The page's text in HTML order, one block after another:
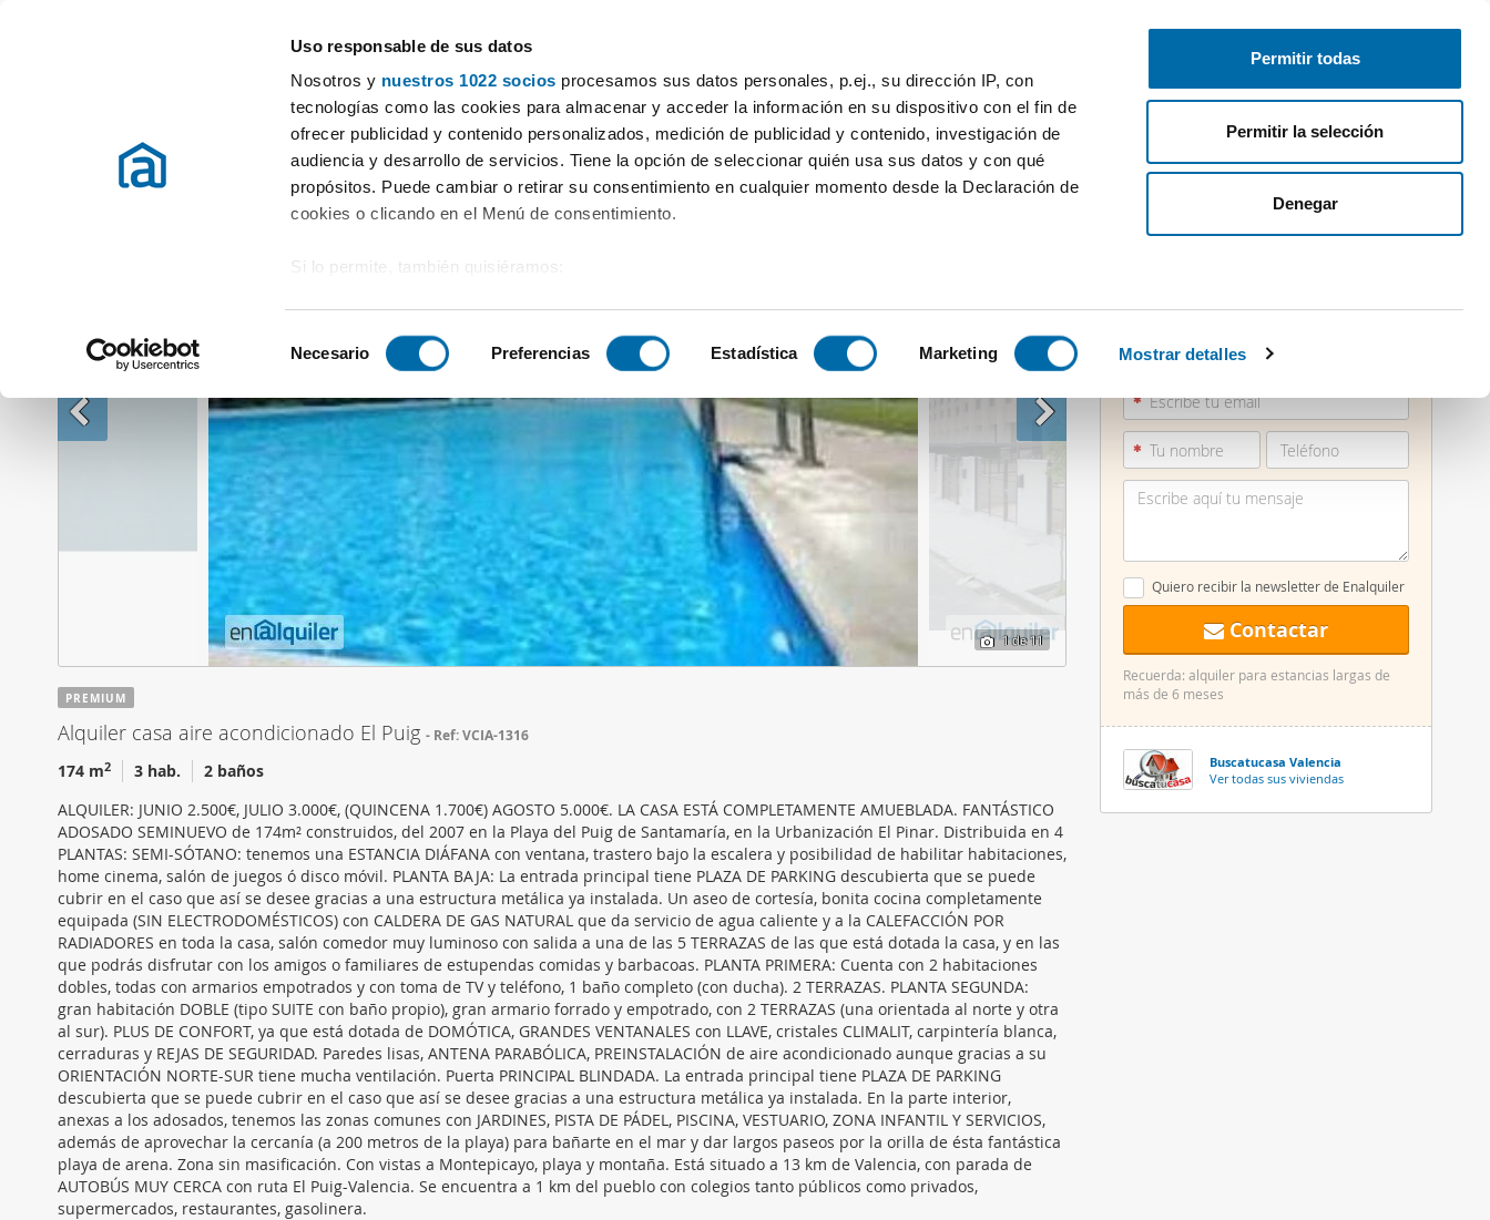
Uso responsable de sus datos
Nosotros y nuestros 1022 socios procesamos sus datos personales, p.ej., su dirección IP, con
tecnologías como las cookies para almacenar y acceder la información en su dispositivo con el fin de
ofrecer publicidad y contenido personalizados, medición de publicidad y contenido, investigación de
audiencia y desarrollo de servicios. Tiene la opción de seleccionar quién usa sus datos y con qué
propósitos. Puede cambiar o retirar su consentimiento en cualquier momento desde la Declaración de
cookies o clicando en el Menú de consentimiento.
Si lo permite, también quisiéramos:
Identificar su dispositivo analizándolo activamente para buscar características específicas (huellas
Obtenga más información sobre cómo se procesan sus datos personales y establezca sus
preferencias en la
. Puede cambiar o retirar su consentimiento en cualquier momento
en la Declaración de cookies.
Las cookies de este sitio web se usan para personalizar el contenido y los anuncios, ofrecer funciones
de redes sociales y analizar el tráfico. Además, compartimos información sobre el uso que haga del
sitio web con nuestros partners de redes sociales, publicidad y análisis web, quienes pueden
combinarla con otra información que les haya proporcionado o que hayan recopilado a partir del uso
que haya hecho de sus servicios.
e
e
ó
n
d
c
o
e
i
m
i
e
n
t
o
Necesario Preferencias Estadística Marketing Mostrar detalles
Permitir todas
Permitir la selección
Denegar
Publica gratis Inicia sesión
Alquiler Casas El puig Alquiler casa aire acondicionado El Puig
1de 11
960 36... Ver teléfono
Quiero recibir la newsletter de Enalquiler
Contactar
Recuerda: alquiler para estancias largas de
más de 6 meses
Buscatucasa Valencia
Ver todas sus viviendas
PREMIUM
Alquiler casa aire acondicionado El Puig Ref: VCIA-1316
174 m2 3 hab.
2 baños
ALQUILER: JUNIO 2.500€, JULIO 3.000€, (QUINCENA 1.700€) AGOSTO 5.000€. LA CASA ESTÁ COMPLETAMENTE AMUEBLADA. FANTÁSTICO
ADOSADO SEMINUEVO de 174m² construidos, del 2007 en la Playa del Puig de Santamaría, en la Urbanización El Pinar. Distribuida en 4
PLANTAS: SEMI-SÓTANO: tenemos una ESTANCIA DIÁFANA con ventana, trastero bajo la escalera y posibilidad de habilitar habitaciones,
home cinema, salón de juegos ó disco móvil. PLANTA BAJA: La entrada principal tiene PLAZA DE PARKING descubierta que se puede
cubrir en el caso que así se desee gracias a una estructura metálica ya instalada. Un aseo de cortesía, bonita cocina completamente
equipada (SIN ELECTRODOMÉSTICOS) con CALDERA DE GAS NATURAL que da servicio de agua caliente y a la CALEFACCIÓN POR
RADIADORES en toda la casa, salón comedor muy luminoso con salida a una de las 5 TERRAZAS de las que está dotada la casa, y en las
que podrás disfrutar con los amigos o familiares de estupendas comidas y barbacoas. PLANTA PRIMERA: Cuenta con 2 habitaciones
dobles, todas con armarios empotrados y con toma de TV y teléfono, 1 baño completo (con ducha). 2 TERRAZAS. PLANTA SEGUNDA:
gran habitación DOBLE (tipo SUITE con baño propio), gran armario forrado y empotrado, con 2 TERRAZAS (una orientada al norte y otra
al sur). PLUS DE CONFORT, ya que está dotada de DOMÓTICA, GRANDES VENTANALES con LLAVE, cristales CLIMALIT, carpintería blanca,
cerraduras y REJAS DE SEGURIDAD. Paredes lisas, ANTENA PARABÓLICA, PREINSTALACIÓN de aire acondicionado aunque gracias a su
ORIENTACIÓN NORTE-SUR tiene mucha ventilación. Puerta PRINCIPAL BLINDADA. La entrada principal tiene PLAZA DE PARKING
descubierta que se puede cubrir en el caso que así se desee gracias a una estructura metálica ya instalada. En la parte interior,
anexas a los adosados, tenemos las zonas comunes con JARDINES, PISTA DE PÁDEL, PISCINA, VESTUARIO, ZONA INFANTIL Y SERVICIOS,
además de aprovechar la cercanía (a 200 metros de la playa) para bañarte en el mar y dar largos paseos por la orilla de ésta fantástica
playa de arena. Zona sin masificación. Con vistas a Montepicayo, playa y montaña. Está situado a 13 km de Valencia, con parada de
AUTOBÚS MUY CERCA con ruta El Puig-Valencia. Se encuentra a 1 km del pueblo con colegios tanto públicos como privados,
supermercados, restaurantes, gasolinera.